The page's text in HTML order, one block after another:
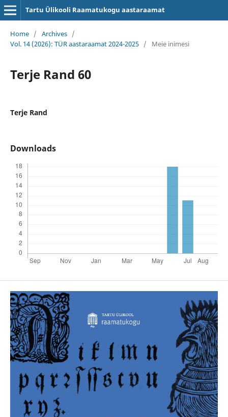
Tartu Ülikooli Raamatukogu aastaraamat
Home / Archives /
Vol. 14 (2026): TÜR aastaraamat 2024-2025 / Meie inimesi
Terje Rand 60
Terje Rand
Downloads